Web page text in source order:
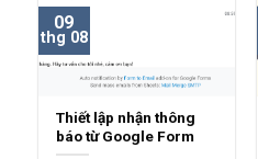
Thiết lập nhận thông
báo từ Google Form
09
thg 08